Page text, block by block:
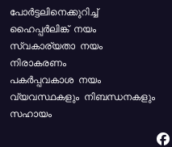
പോര്‍ട്ടലിനെക്കുറിച്ച്
ഹൈപ്പർലിങ്ക് നയം
സ്വകാര്യതാ നയം
നിരാകരണം
പകർപ്പവകാശ നയം
വ്യവസ്ഥകളും നിബന്ധനകളും
സഹായം